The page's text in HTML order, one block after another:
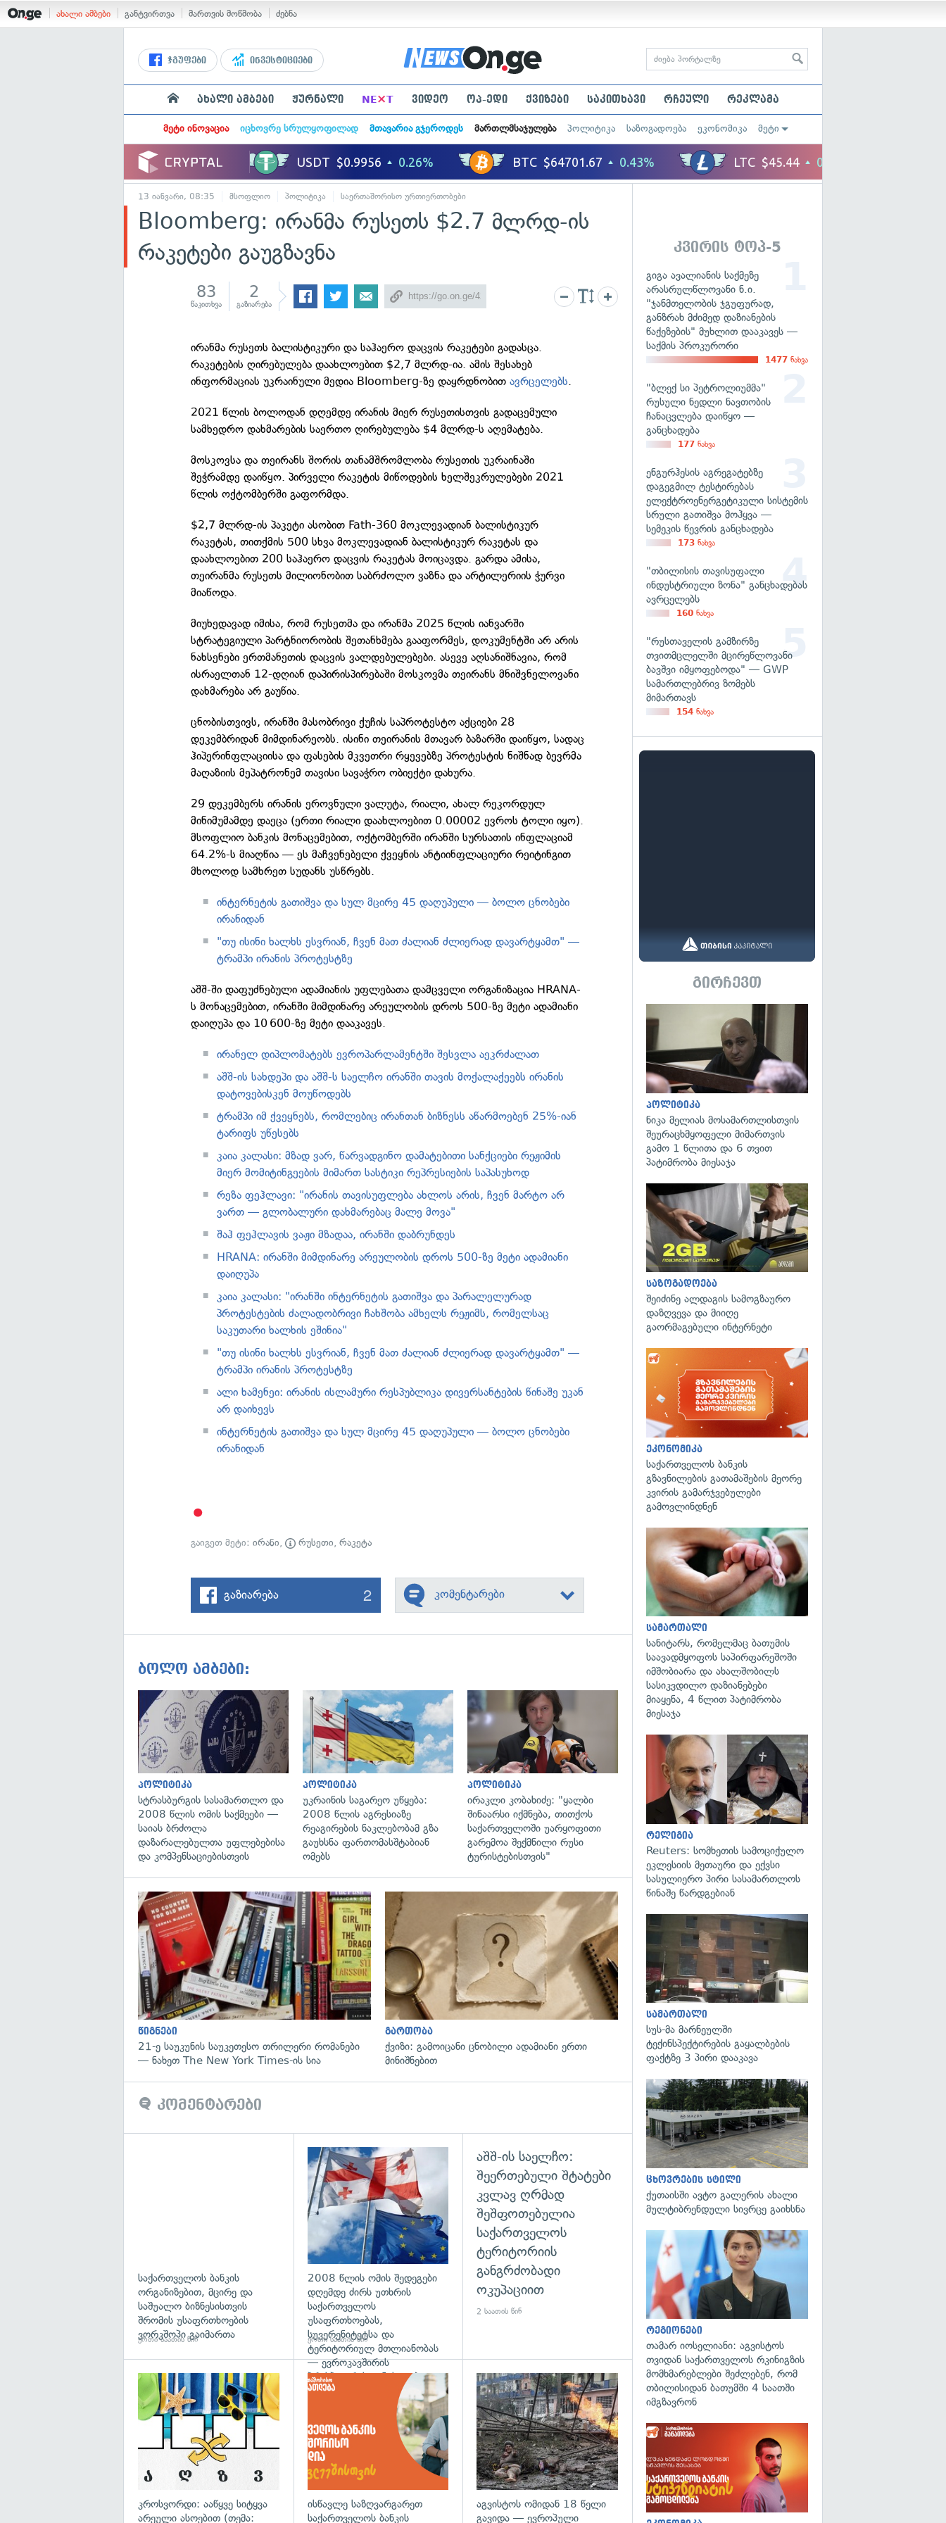
ახალი ამბები განტვირთვა მართვის მოწმობა ძებნა
ჯგუფები ინვესტიციები
ახალი ამბები ჟურნალი NE×T ვიდეო ოპ-ედი ქვიზები საკითხავი რჩეული რეკლამა
მეტი ინოვაცია იცხოვრე სრულყოფილად მთავარია გჯეროდეს მართლმსაჯულება პოლიტიკა საზოგადოება ეკონომიკა მეტი
13 იანვარი, 08:35 მსოფლიო პოლიტიკა საერთაშორისო ურთიერთობები
Bloomberg: ირანმა რუსეთს $2.7 მლრდ-ის
რაკეტები გაუგზავნა
83
წაკითხვა
2
გაზიარება
ირანმა რუსეთს ბალისტიკური და საჰაერო დაცვის რაკეტები გადასცა.
რაკეტების ღირებულება დაახლოებით $2,7 მლრდ-ია. ამის შესახებ
ინფორმაციას უკრაინული მედია Bloomberg-ზე დაყრდნობითავრცელებს.
2021 წლის ბოლოდან დღემდე ირანის მიერ რუსეთისთვის გადაცემული
სამხედრო დახმარების საერთო ღირებულება $4 მლრდ-ს აღემატება.
მოსკოვსა და თეირანს შორის თანამშრომლობა რუსეთის უკრაინაში
შეჭრამდე დაიწყო. პირველი რაკეტის მიწოდების ხელშეკრულებები 2021
წლის ოქტომბერში გაფორმდა.
$2,7 მლრდ-ის პაკეტი ასობით Fath-360 მოკლევადიან ბალისტიკურ
რაკეტას, თითქმის 500 სხვა მოკლევადიან ბალისტიკურ რაკეტას და
დაახლოებით 200 საჰაერო დაცვის რაკეტას მოიცავდა. გარდა ამისა,
თეირანმა რუსეთს მილიონობით საბრძოლო ვაზნა და არტილერიის ჭურვი
მიაწოდა.
მიუხედავად იმისა, რომ რუსეთმა და ირანმა 2025 წლის იანვარში
სტრატეგიული პარტნიორობის შეთანხმება გააფორმეს, დოკუმენტში არ არის
ნახსენები ერთმანეთის დაცვის ვალდებულებები. ასევე აღსანიშნავია, რომ
ისრაელთან 12-დღიან დაპირისპირებაში მოსკოვმა თეირანს მნიშვნელოვანი
დახმარება არ გაუწია.
ცნობისთვივს, ირანში მასობრივი ქუჩის საპროტესტო აქციები 28
დეკემბრიდან მიმდინარეობს. ისინი თეირანის მთავარ ბაზარში დაიწყო, სადაც
ჰიპერინფლაციისა და ფასების მკვეთრი რყევებზე პროტესტის ნიშნად ბევრმა
მაღაზიის მეპატრონემ თავისი სავაჭრო ობიექტი დახურა.
29 დეკემბერს ირანის ეროვნული ვალუტა, რიალი, ახალ რეკორდულ
მინიმუმამდე დაეცა (ერთი რიალი დაახლოებით 0.00002 ევროს ტოლი იყო).
მსოფლიო ბანკის მონაცემებით, ოქტომბერში ირანში სურსათის ინფლაციამ
64.2%-ს მიაღწია — ეს მაჩვენებელი ქვეყნის ანტიინფლაციური რეიტინგით
მხოლოდ სამხრეთ სუდანს უსწრებს.
ინტერნეტის გათიშვა და სულ მცირე 45 დაღუპული — ბოლო ცნობები
ირანიდან
"თუ ისინი ხალხს ესვრიან, ჩვენ მათ ძალიან ძლიერად დავარტყამთ" —
ტრამპი ირანის პროტესტზე
აშშ-ში დაფუძნებული ადამიანის უფლებათა დამცველი ორგანიზაცია HRANA-
ს მონაცემებით, ირანში მიმდინარე არეულობის დროს 500-ზე მეტი ადამიანი
დაიღუპა და 10 600-ზე მეტი დააკავეს.
ირანელ დიპლომატებს ევროპარლამენტში შესვლა აეკრძალათ
აშშ-ის სახდეპი და აშშ-ს საელჩო ირანში თავის მოქალაქეებს ირანის
დატოვებისკენ მოუწოდებს
ტრამპი იმ ქვეყნებს, რომლებიც ირანთან ბიზნესს აწარმოებენ 25%-იან
ტარიფს უწესებს
კაია კალასი: მზად ვარ, წარვადგინო დამატებითი სანქციები რეჟიმის
მიერ მომიტინგეების მიმართ სასტიკი რეპრესიების საპასუხოდ
რეზა ფეჰლავი: "ირანის თავისუფლება ახლოს არის, ჩვენ მარტო არ
ვართ — გლობალური დახმარებაც მალე მოვა"
შაჰ ფეჰლავის ვაჟი მზადაა, ირანში დაბრუნდეს
HRANA: ირანში მიმდინარე არეულობის დროს 500-ზე მეტი ადამიანი
დაიღუპა
კაია კალასი: "ირანში ინტერნეტის გათიშვა და პარალელურად
პროტესტების ძალადობრივი ჩახშობა ამხელს რეჟიმს, რომელსაც
საკუთარი ხალხის ეშინია"
"თუ ისინი ხალხს ესვრიან, ჩვენ მათ ძალიან ძლიერად დავარტყამთ" —
ტრამპი ირანის პროტესტზე
ალი ხამენეი: ირანის ისლამური რესპუბლიკა დივერსანტების წინაშე უკან
არ დაიხევს
ინტერნეტის გათიშვა და სულ მცირე 45 დაღუპული — ბოლო ცნობები
ირანიდან
გაიგეთ მეტი:ირანი, რუსეთი,რაკეტა
გაზიარება 2 კომენტარები
ბოლო ამბები:
გადახედვა
პოლიტიკა
სტრასბურგის სასამართლო და
2008 წლის ომის საქმეები —
საიას ბრძოლა
დაზარალებულთა უფლებებისა
და კომპენსაციებისთვის
პოლიტიკა
უკრაინის საგარეო უწყება:
2008 წლის აგრესიაზე
რეაგირების ნაკლებობამ გზა
გაუხსნა ფართომასშტაბიან
ომებს
გადახედვა
პოლიტიკა
ირაკლი კობახიძე: "ყალბი
შინაარსი იქმნება, თითქოს
საქართველოში უარყოფითი
გარემოა შექმნილი რუსი
ტურისტებისთვის"
გადახედვა
წიგნები
21-ე საუკუნის საუკეთესო თრილერი რომანები
— ნახეთ The New York Times-ის სია
გართობა
ქვიზი: გამოიცანი ცნობილი ადამიანი ერთი
მინიშნებით
კომენტარები
საქართველოს ბანკის
ორგანიზებით, მცირე და
საშუალო ბიზნესისთვის
შრომის უსაფრთხოების
ვორკშოპი გაიმართა
ერთი საათის წინ
გადახედვა
2008 წლის ომის შედეგები
დღემდე ძირს უთხრის
საქართველოს
უსაფრთხოებას,
სუვერენიტეტსა და
ტერიტორიულ მთლიანობას
— ევროკავშირის
პრესპიკერის განცხადება
ერთი საათის წინ
აშშ-ის საელჩო:
შეერთებული შტატები
კვლავ ღრმად
შეშფოთებულია
საქართველოს
ტერიტორიის
განგრძობადი
ოკუპაციით
2 საათის წინ
გადახედვა
კროსვორდი: ააწყვე სიტყვა
არეული ასოებით (თემა:
ისწავლე საზღვარგარეთ
საქართველოს ბანკის
გადახედვა
აგვისტოს ომიდან 18 წელი
გავიდა — ევროპული
კვირის ტოპ-5
გიგა ავალიანის საქმეზე
არასრულწლოვანი ნ.ი.
"ჯანმთელობის ჯგუფურად,
განზრახ მძიმედ დაზიანების
წაქეზების" მუხლით დააკავეს —
საქმის პროკურორი
1477 ნახვა
"ბლექ სი პეტროლიუმმა"
რუსული ნედლი ნავთობის
ჩანაცვლება დაიწყო —
განცხადება
177 ნახვა
ენგურჰესის აგრეგატებზე
დაგეგმილ ტესტირებას
ელექტროენერგეტიკული სისტემის
სრული გათიშვა მოჰყვა —
სემეკის წევრის განცხადება
173 ნახვა
"თბილისის თავისუფალი
ინდუსტრიული ზონა" განცხადებას
ავრცელებს
160 ნახვა
"რუსთაველის გამზირზე
თვითმცლელში მცირეწლოვანი
ბავშვი იმყოფებოდა" — GWP
სამართლებრივ ზომებს
მიმართავს
154 ნახვა
გირჩევთ
პოლიტიკა
ნიკა მელიას მოსამართლისთვის
შეურაცხმყოფელი მიმართვის
გამო 1 წლითა და 6 თვით
პატიმრობა მიესაჯა
საზოგადოება
შეიძინე ალდაგის სამოგზაურო
დაზღვევა და მიიღე
გაორმაგებული ინტერნეტი
ეკონომიკა
საქართველოს ბანკის
გზავნილების გათამაშების მეორე
კვირის გამარჯვებულები
გამოვლინდნენ
სამართალი
სანიტარს, რომელმაც ბათუმის
საავადმყოფოს საპირფარეშოში
იმშობიარა და ახალშობილს
სასიკვდილო დაზიანებები
მიაყენა, 4 წლით პატიმრობა
მიესაჯა
რელიგია
Reuters: სომხეთის სამოციქულო
ეკლესიის მეთაური და ექვსი
სასულიერო პირი სასამართლოს
წინაშე წარდგებიან
სამართალი
სუს-მა მარნეულში
ტექინსპექტირების გაყალბების
ფაქტზე 3 პირი დააკავა
ცხოვრების სტილი
ქუთაისში ავტო გალერის ახალი
მულტიბრენდული სივრცე გაიხსნა
რეგიონები
თამარ იოსელიანი: აგვისტოს
თვიდან საქართველოს რკინიგზის
მომხმარებლები შეძლებენ, რომ
თბილისიდან ბათუმში 4 საათში
იმგზავრონ